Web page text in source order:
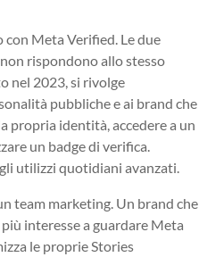
con Meta Verified. Le due
rispondono allo stesso
nel 2023, si rivolge
pubbliche e ai brand che
propria identità, accedere a un
un badge di verifica.
utilizzi quotidiani avanzati.
team marketing. Un brand che
interesse a guardare Meta
le proprie Stories